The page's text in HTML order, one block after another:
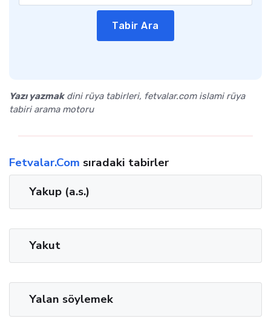
Tabir Ara
Yazı yazmakdini rüya tabirleri, fetvalar.com islami rüya
tabiri arama motoru
Fetvalar.Com sıradaki tabirler
Yakup (a.s.)
Yakut
Yalan söylemek